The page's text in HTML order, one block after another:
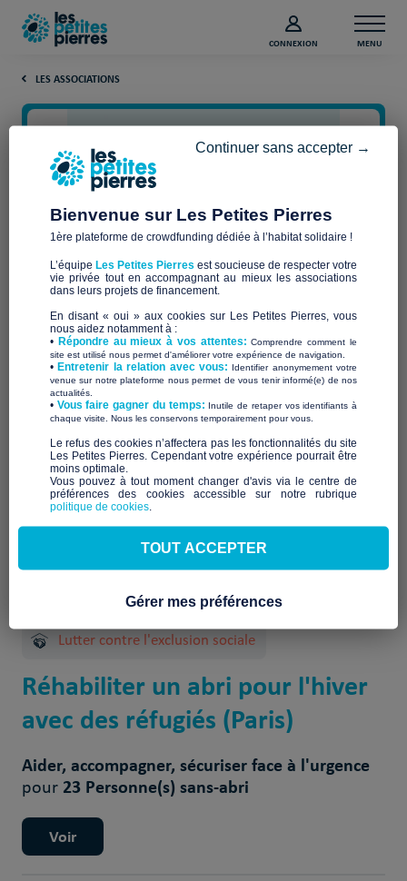
CONNEXION MENU
LES ASSOCIATIONS
Habitat-Cité
Qui sommes-nous ?
À venir
1 Projet(s) réalisé(s)
Lutter contre l'exclusion sociale
Réhabiliter un abri pour l'hiver
avec des réfugiés (Paris)
Aider, accompagner, sécuriser face à l'urgence
pour23 Personne(s) sans-abri
Voir
Bienvenue sur Les Petites Pierres
1ère plateforme de crowdfunding dédiée à l’habitat solidaire !
L’équipe Les Petites Pierres est soucieuse de respecter votre
vie privée tout en accompagnant au mieux les associations
dans leurs projets de financement.
En disant « oui » aux cookies sur Les Petites Pierres, vous
nous aidez notamment à :
• Répondre au mieux à vos attentes:Comprendre comment le
site est utilisé nous permet d'améliorer votre expérience de navigation.
•Entretenir la relation avec vous: Identifier anonymement votre
venue sur notre plateforme nous permet de vous tenir informé(e) de nos
actualités.
​• Vous faire gagner du temps: Inutile de retaper vos identifiants à
chaque visite. Nous les conservons temporairement pour vous.
​Le refus des cookies n’affectera pas les fonctionnalités du site
Les Petites Pierres. Cependant votre expérience pourrait être
moins optimale.​
Vous pouvez à tout moment changer d'avis via le centre de
préférences des cookies accessible sur notre rubrique
politique de cookies
Continuer sans accepter →
TOUT ACCEPTER
Gérer mes préférences